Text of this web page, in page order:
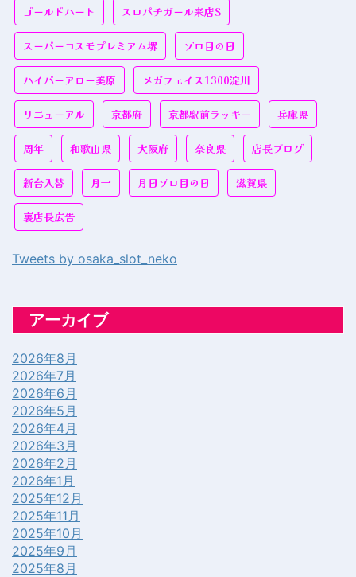
ゴールドハート スロパチガール来店S
スーパーコスモプレミアム堺 ゾロ目の日
ハイパーアロー美原 メガフェイス1300淀川
リニューアル 京都府 京都駅前ラッキー 兵庫県
周年 和歌山県 大阪府 奈良県 店長ブログ
新台入替 月一 月日ゾロ目の日 滋賀県
裏店長広告
Tweets by osaka_slot_neko
アーカイブ
2026年8月
2026年7月
2026年6月
2026年5月
2026年4月
2026年3月
2026年2月
2026年1月
2025年12月
2025年11月
2025年10月
2025年9月
2025年8月